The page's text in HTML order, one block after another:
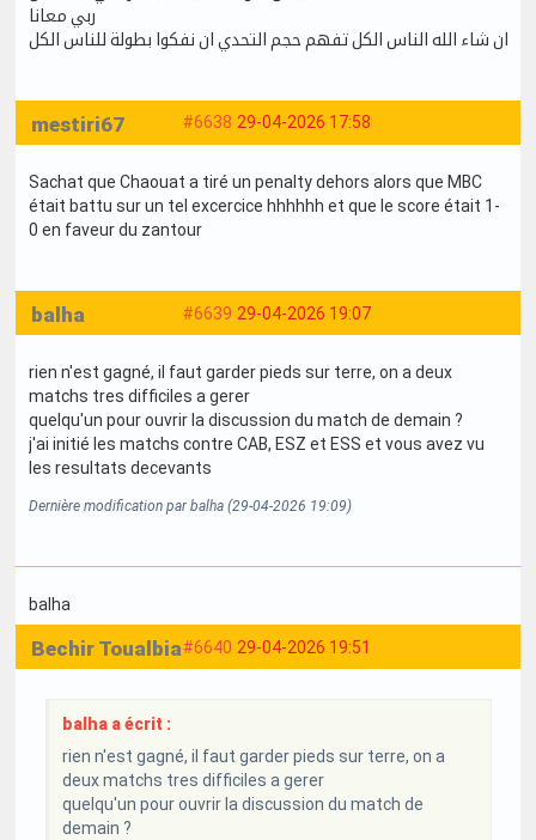
ربي معانا
ان شاء الله الناس الكل تفهم حجم التحدي ان نفكوا بطولة للناس الكل
#6638 29-04-2026 17:58
mestiri67
Sachat que Chaouat a tiré un penalty dehors alors que MBC
était battu sur un tel excercice hhhhhh et que le score était 1-
0 en faveur du zantour
#6639 29-04-2026 19:07
balha
rien n'est gagné, il faut garder pieds sur terre, on a deux
matchs tres difficiles a gerer
quelqu'un pour ouvrir la discussion du match de demain ?
j'ai initié les matchs contre CAB, ESZ et ESS et vous avez vu
les resultats decevants
Dernière modification par balha (29-04-2026 19:09)
balha
#6640 29-04-2026 19:51
Bechir Toualbia
balha a écrit :
rien n'est gagné, il faut garder pieds sur terre, on a
deux matchs tres difficiles a gerer
quelqu'un pour ouvrir la discussion du match de
demain ?